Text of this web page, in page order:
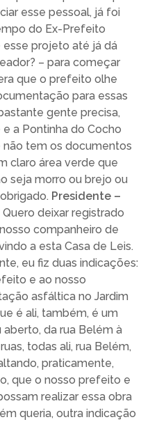
esse pessoal, já foi
do Ex-Prefeito
esse projeto até já dá
– para começar
que o prefeito olhe
para essas
gente precisa,
a Pontinha do Cocho
tem os documentos
claro área verde que
seja morro ou brejo ou
Presidente –
Quero deixar registrado
companheiro de
a esta Casa de Leis.
eu fiz duas indicações:
e ao nosso
asfáltica no Jardim
é ali, também, é um
da rua Belém à
todas ali, rua Belém,
praticamente,
que o nosso prefeito e
realizar essa obra
queria, outra indicação